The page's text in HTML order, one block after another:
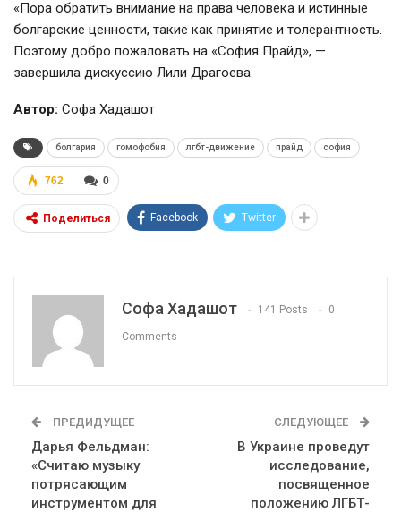
«Пора обратить внимание на права человека и истинные
болгарские ценности, такие как принятие и толерантность.
Поэтому добро пожаловать на «София Прайд», —
завершила дискуссию Лили Драгоева.
Автор: Софа Хадашот
болгария гомофобия лгбт-движение прайд софия
0
762
Поделиться Facebook Twitter
Софа Хадашот 141 Posts 0
Comments
ПРЕДИДУЩЕЕ
Дарья Фельдман:
«Считаю музыку
потрясающим
инструментом для
СЛЕДУЮЩЕЕ
В Украине проведут
исследование,
посвященное
положению ЛГБТ-